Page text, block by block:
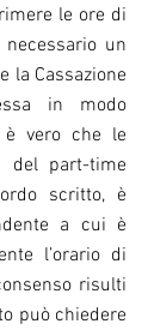
le ore di
un
la Cassazione
in modo
è vero che le
del part-time
scritto, è
a cui è
l’orario di
risulti
può chiedere